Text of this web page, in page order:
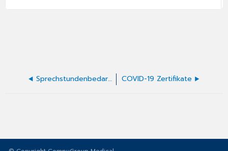
Sprechstundenbedarfsrezepte mit ImpfDocNE ausstellen COVID-19 Zertifikate